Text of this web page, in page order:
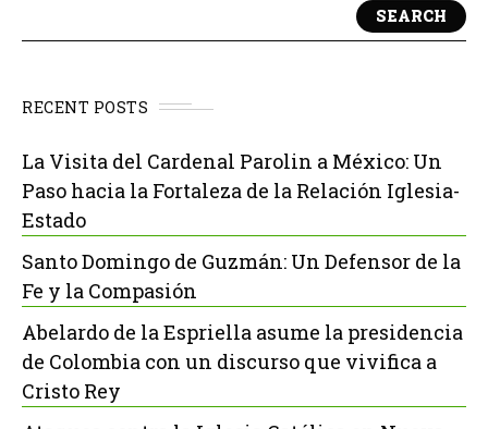
SEARCH
RECENT POSTS
La Visita del Cardenal Parolin a México: Un
Paso hacia la Fortaleza de la Relación Iglesia-
Estado
Santo Domingo de Guzmán: Un Defensor de la
Fe y la Compasión
Abelardo de la Espriella asume la presidencia
de Colombia con un discurso que vivifica a
Cristo Rey